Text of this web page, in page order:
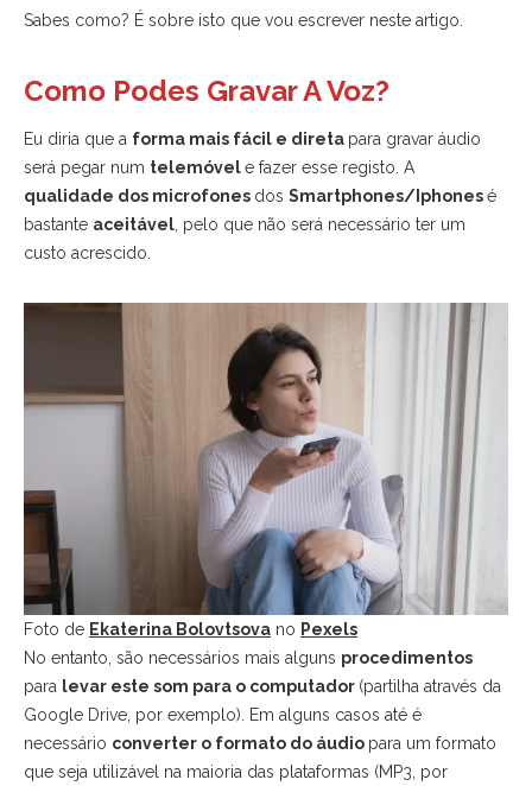
Sabes como? É sobre isto que vou escrever neste artigo.
Como Podes Gravar A Voz?
Eu diria que a forma mais fácil e direta para gravar áudio
será pegar num telemóvele fazer esse registo. A
qualidade dos microfones dos Smartphones/Iphonesé
bastante aceitável , pelo que não será necessário ter um
custo acrescido.
Foto de Ekaterina Bolovtsova no Pexels
No entanto, são necessários mais alguns procedimentos
para levar este som para o computador (partilha através da
Google Drive, por exemplo). Em alguns casos até é
necessário converter o formato do áudio para um formato
que seja utilizável na maioria das plataformas (MP3, por